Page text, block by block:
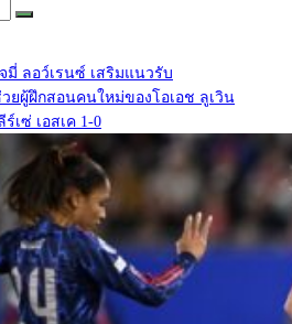
มี่ ลอว์เรนซ์ เสริมแนวรับ
ยผู้ฝึกสอนคนใหม่ของโอเอช ลูเวิน
เซ่ เอสเค 1-0